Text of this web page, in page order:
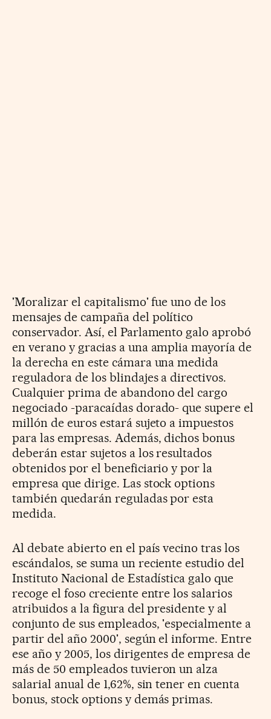
'Moralizar el capitalismo' fue uno de los
mensajes de campaña del político
conservador. Así, el Parlamento galo aprobó
en verano y gracias a una amplia mayoría de
la derecha en este cámara una medida
reguladora de los blindajes a directivos.
Cualquier prima de abandono del cargo
negociado -paracaídas dorado- que supere el
millón de euros estará sujeto a impuestos
para las empresas. Además, dichos bonus
deberán estar sujetos a los resultados
obtenidos por el beneficiario y por la
empresa que dirige. Las stock options
también quedarán reguladas por esta
medida.
Al debate abierto en el país vecino tras los
escándalos, se suma un reciente estudio del
Instituto Nacional de Estadística galo que
recoge el foso creciente entre los salarios
atribuidos a la figura del presidente y al
conjunto de sus empleados, 'especialmente a
partir del año 2000', según el informe. Entre
ese año y 2005, los dirigentes de empresa de
más de 50 empleados tuvieron un alza
salarial anual de 1,62%, sin tener en cuenta
bonus, stock options y demás primas.